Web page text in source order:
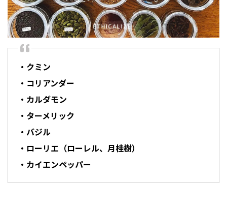
・クミン
・コリアンダー
・カルダモン
・ターメリック
・バジル
・ローリエ（ローレル、月桂樹）
・カイエンペッパー